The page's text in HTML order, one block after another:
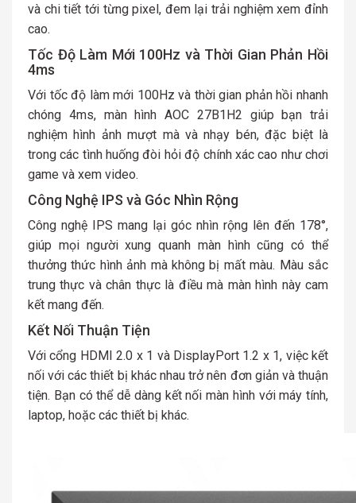
và chi tiết tới từng pixel, đem lại trải nghiệm xem đỉnh
cao.
Tốc Độ Làm Mới 100Hz và Thời Gian Phản Hồi
4ms
Với tốc độ làm mới 100Hz và thời gian phản hồi nhanh
chóng 4ms, màn hình AOC 27B1H2 giúp bạn trải
nghiệm hình ảnh mượt mà và nhạy bén, đặc biệt là
trong các tình huống đòi hỏi độ chính xác cao như chơi
game và xem video.
Công Nghệ IPS và Góc Nhìn Rộng
Công nghệ IPS mang lại góc nhìn rộng lên đến 178°,
giúp mọi người xung quanh màn hình cũng có thể
thưởng thức hình ảnh mà không bị mất màu. Màu sắc
trung thực và chân thực là điều mà màn hình này cam
kết mang đến.
Kết Nối Thuận Tiện
Với cổng HDMI 2.0 x 1 và DisplayPort 1.2 x 1, việc kết
nối với các thiết bị khác nhau trở nên đơn giản và thuận
tiện. Bạn có thể dễ dàng kết nối màn hình với máy tính,
laptop, hoặc các thiết bị khác.